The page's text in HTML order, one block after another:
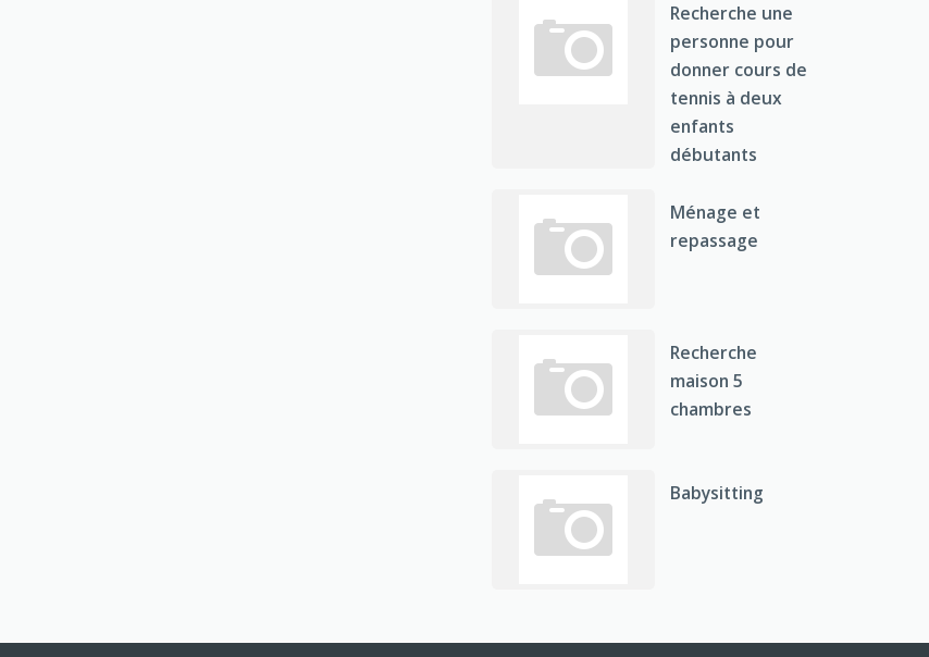
Recherche une
personne pour
donner cours de
tennis à deux
enfants
débutants
Ménage et
repassage
Recherche
maison 5
chambres
Babysitting